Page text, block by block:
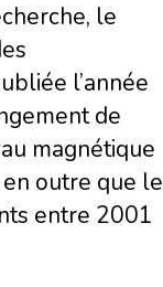
le
l’année
de
magnétique
outre que le
entre 2001